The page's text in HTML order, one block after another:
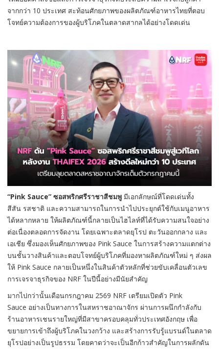
จากกว่า 10 ประเทศ สะท้อนศักยภาพของผลิตภัณฑ์อาหารไทยที่ตอบ
โจทย์ความต้องการของผู้บริโภคในตลาดสากลได้อย่างโดดเด่น
“Pink Sauce” ซอสพริกศรีราชาสีชมพู มีเอกลักษณ์ที่โดดเด่นทั้ง
สีสัน รสชาติ และความสามารถในการนำไปประยุกต์ใช้กับเมนูอาหาร
ได้หลากหลาย ให้ผลิตภัณฑ์นี้กลายเป็นไฮไลท์ที่ได้รับความสนใจอย่าง
ต่อเนื่องตลอดการจัดงาน โดยเฉพาะตลาดยุโรป ตะวันออกกลาง และ
เอเชีย ซึ่งมองเห็นศักยภาพของ Pink Sauce ในการสร้างความแตกต่าง
บนชั้นวางสินค้าและตอบโจทย์ผู้บริโภคที่มองหาผลิตภัณฑ์ใหม่ ๆ ส่งผล
ให้ Pink Sauce กลายเป็นหนึ่งในสินค้าตัวหลักที่ช่วยขับเคลื่อนตัวเลข
การเจรจาธุรกิจของ NRF ในปีนี้อย่างมีนัยสำคัญ
มากไปกว่านั้นเดือนกรกฎาคม 2569 NRF เตรียมเปิดตัว Pink
Sauce อย่างเป็นทางการในสหราชอาณาจักร ผ่านการผนึกกำลังกับ
ร้านอาหารเชนรายใหญ่ที่มีสาขาครอบคลุมทั่วประเทศอังกฤษ เพื่อ
ขยายการเข้าถึงผู้บริโภคในวงกว้าง และสร้างการรับรู้แบรนด์ในตลาด
ยุโรปอย่างเป็นรูปธรรม โดยคาดว่าจะเป็นอีกก้าวสำคัญในการผลักดัน